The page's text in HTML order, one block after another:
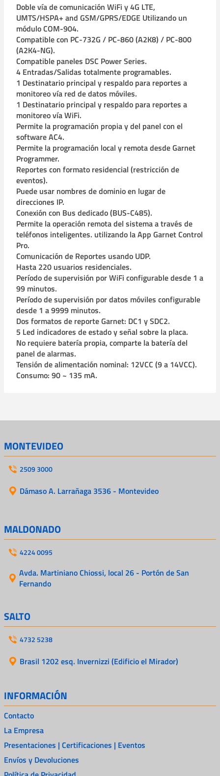
Doble vía de comunicación WiFi y 4G LTE,
UMTS/HSPA+ and GSM/GPRS/EDGE Utilizando un
módulo COM-904.
Compatible con PC-732G / PC-860 (A2K8) / PC-800
(A2K4-NG).
Compatible paneles DSC Power Series.
4 Entradas/Salidas totalmente programables.
1 Destinatario principal y respaldo para reportes a
monitoreo vía red de datos móviles.
1 Destinatario principal y respaldo para reportes a
monitoreo vía WiFi.
Permite la programación propia y del panel con el
software AC4.
Permite la programación local y remota desde Garnet
Programmer.
Reportes con formato residencial (restricción de
eventos).
Puede usar nombres de dominio en lugar de
direcciones IP.
Conexión con Bus dedicado (BUS-C485).
Permite la operación remota del sistema a través de
teléfonos inteligentes. utilizando la App Garnet Control
Pro.
Comunicación de Reportes usando UDP.
Hasta 220 usuarios residenciales.
Período de supervisión por WiFi configurable desde 1 a
99 minutos.
Período de supervisión por datos móviles configurable
desde 1 a 9999 minutos.
Dos formatos de reporte Garnet: DC1 y SDC2.
5 Led indicadores de estado y señal sobre la placa.
No requiere batería propia, comparte la batería del
panel de alarmas.
Tensión de alimentación nominal: 12VCC (9 a 14VCC).
Consumo: 90 ~ 135 mA.
MONTEVIDEO
2509 3000
Dámaso A. Larrañaga 3536 - Montevideo
MALDONADO
4224 0095
Avda. Martiniano Chiossi, local 26 - Portón de San
Fernando
SALTO
4732 5238
Brasil 1202 esq. Invernizzi (Edificio el Mirador)
INFORMACIÓN
Contacto
La Empresa
Presentaciones | Certificaciones | Eventos
Envíos y Devoluciones